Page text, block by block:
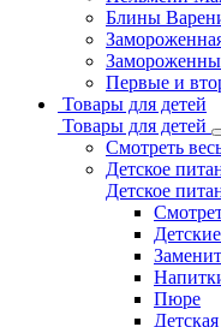
Блины
Первые и
Товары для детей
Товары для детей
Смотреть
Детское
Детское
Пюре